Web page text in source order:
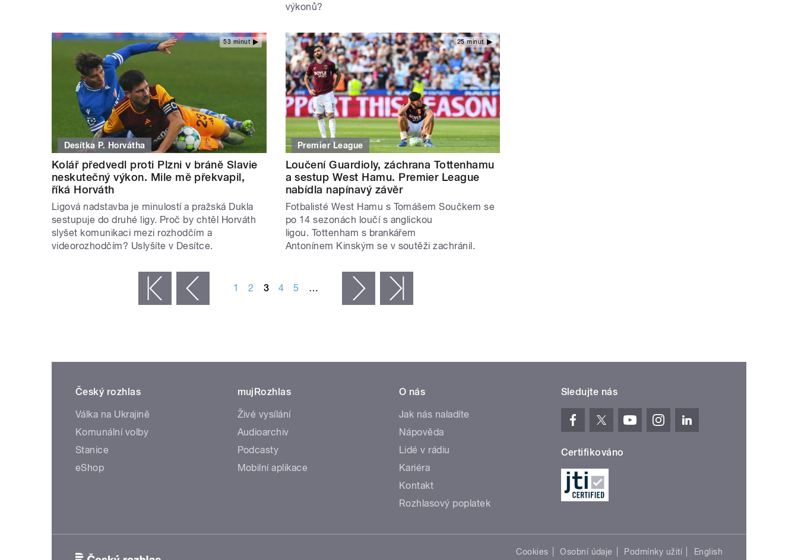
výkonů?
53 minut
Desítka P. Horvátha
Kolář předvedl proti Plzni v bráně Slavie
neskutečný výkon. Mile mě překvapil,
říká Horváth
Ligová nadstavba je minulostí a pražská Dukla
sestupuje do druhé ligy. Proč by chtěl Horváth
slyšet komunikaci mezi rozhodčím a
videorozhodčím? Uslyšíte v Desítce.
25 minut
Premier League
Loučení Guardioly, záchrana Tottenhamu
a sestup West Hamu. Premier League
nabídla napínavý závěr
Fotbalisté West Hamu s Tomášem Součkem se
po 14 sezonách loučí s anglickou
ligou. Tottenham s brankářem
Antonínem Kinským se v soutěži zachránil.
‹ předchozí 1 2 3 4 5 … následující ›
Český rozhlas
Válka na Ukrajině
Komunální volby
Stanice
eShop
mujRozhlas
Živé vysílání
Audioarchiv
Podcasty
Mobilní aplikace
O nás
Jak nás naladíte
Nápověda
Lidé v rádiu
Kariéra
Kontakt
Rozhlasový poplatek
Sledujte nás
Certifikováno
Cookies Osobní údaje Podmínky užití English